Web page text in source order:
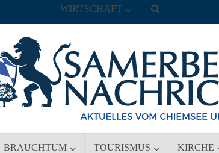
BRAUCHTUM TOURISMUS KIRCHE
WIRTSCHAFT